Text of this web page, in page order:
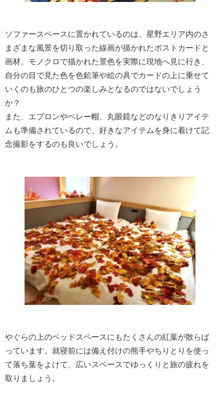
ソファースペースに置かれているのは、星野エリア内のさ
まざまな風景を切り取った線画が描かれたポストカードと
画材。モノクロで描かれた景色を実際に現地へ見に行き、
自分の目で見た色を色鉛筆や絵の具でカードの上に乗せて
いくのも旅のひとつの楽しみとなるのではないでしょう
か？
また、エプロンやベレー帽、丸眼鏡などのなりきりアイテ
ムも準備されているので、好きなアイテムを身に着けて記
念撮影をするのも良いでしょう。
やぐらの上のベッドスペースにもたくさんの紅葉が散らば
っています。就寝前には備え付けの熊手やちりとりを使っ
て落ち葉をよけて、広いスペースでゆっくりと旅の疲れを
取りましょう。